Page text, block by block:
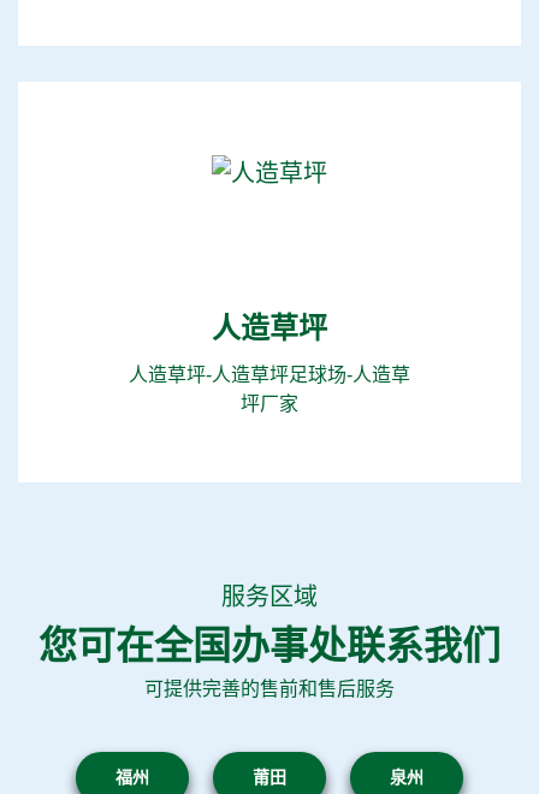
人造草坪
人造草坪-人造草坪足球场-人造草
坪厂家
服务区域
您可在全国办事处联系我们
可提供完善的售前和售后服务
福州 莆田 泉州